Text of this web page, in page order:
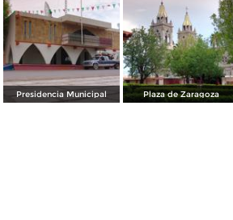
Presidencia Municipal Plaza de Zaragoza